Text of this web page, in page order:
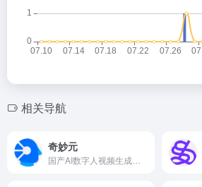
相关导航
奇妙元